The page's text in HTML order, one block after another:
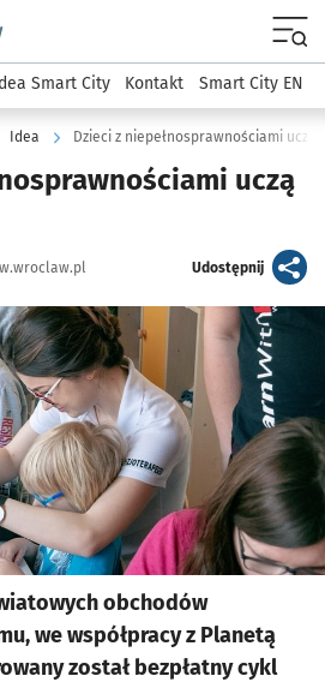
podserwis: SmartCity
Smart City Kontakt Smart City EN
Idea Dzieci z niepełnosprawnościami uczą
uczą
Udostępnijartykuł
obchodów
we współpracy z Planetą
został bezpłatny cykl